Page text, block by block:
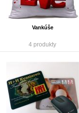
Vankúše
4 produkty